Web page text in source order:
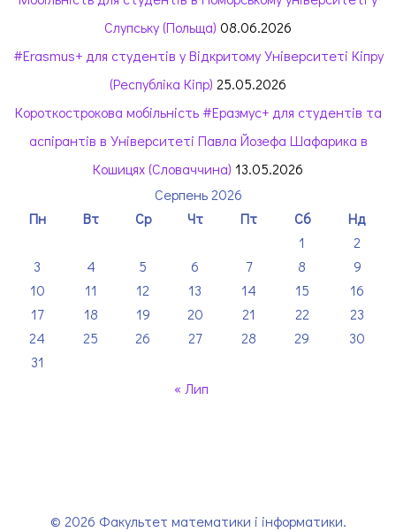
Слупську (Польща) 08.06.2026
#Erasmus+ для студентів у Відкритому Університеті Кіпру
(Республіка Кіпр) 25.05.2026
Короткострокова мобільність #Еразмус+ для студентів та
аспірантів в Університеті Павла Йозефа Шафарика в
Кошицях (Словаччина) 13.05.2026
Серпень 2026
Пн
Вт Ср Чт Пт Сб
Нд
1
2
3
4 5 6 7 8
9
10
11 12 13 14 15
16
17
18 19 20 21 22
23
24
25 26 27 28 29
30
31
« Лип
© 2026 Факультет математики і інформатики.